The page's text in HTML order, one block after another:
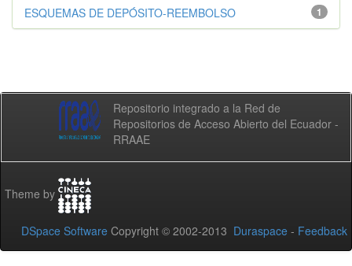
1
ESQUEMAS DE DEPÓSITO-REEMBOLSO
Repositorio integrado a la Red de
Repositorios de Acceso Abierto del Ecuador -
RRAAE
Theme by
DSpace Software Copyright © 2002-2013 Duraspace - Feedback